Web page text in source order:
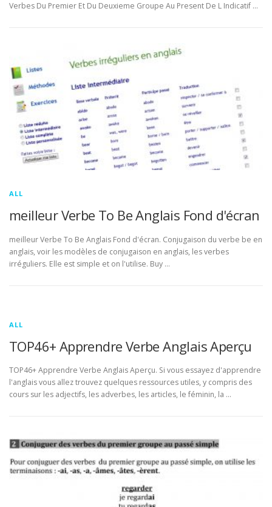
Verbes Du Premier Et Du Deuxieme Groupe Au Present De L Indicatif …
ALL
meilleur Verbe To Be Anglais Fond d'écran
meilleur Verbe To Be Anglais Fond d'écran. Conjugaison du verbe be en
anglais, voir les modèles de conjugaison en anglais, les verbes
irréguliers. Elle est simple et on l'utilise. Buy …
ALL
TOP46+ Apprendre Verbe Anglais Aperçu
TOP46+ Apprendre Verbe Anglais Aperçu. Si vous essayez d'apprendre
l'anglais vous allez trouvez quelques ressources utiles, y compris des
cours sur les adjectifs, les adverbes, les articles, le féminin, la …